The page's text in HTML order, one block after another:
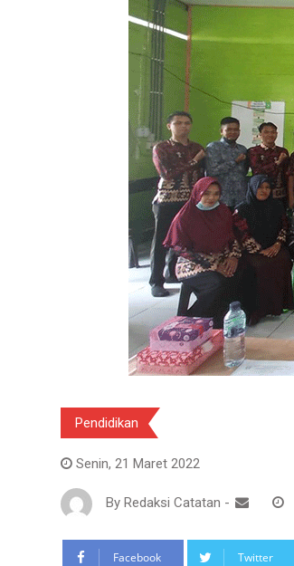
Pendidikan
Senin, 21 Maret 2022
By Redaksi Catatan -
Facebook Twitter